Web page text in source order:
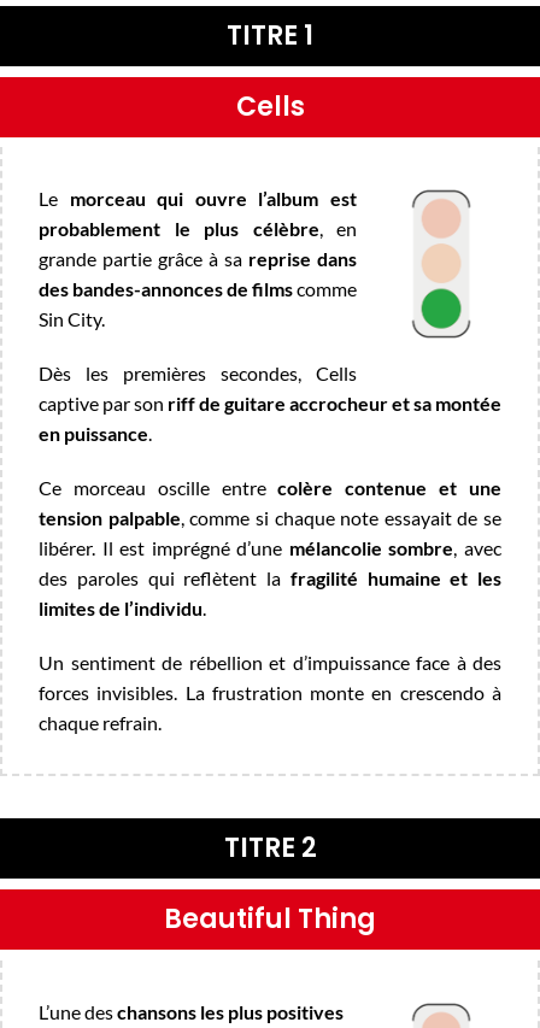
TITRE 1
Cells
Le morceau qui ouvre l’album est
probablement le plus célèbre, en
grande partie grâce à sa reprise dans
des bandes-annonces de filmscomme
Sin City.
Dès les premières secondes, Cells
captive par son riff de guitare accrocheur et sa montée
en puissance.
Ce morceau oscille entrecolère contenue et une
tension palpable, comme si chaque note essayait de se
libérer. Il est imprégné d’une mélancolie sombre, avec
des paroles qui reflètent la fragilité humaine et les
limites de l’individu.
Un sentiment de rébellion et d’impuissance face à des
forces invisibles. La frustration monte en crescendo à
chaque refrain.
TITRE 2
Beautiful Thing
L’une deschansons les plus positives